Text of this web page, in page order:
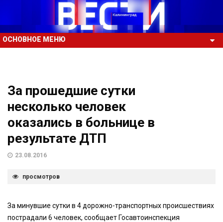
ОСНОВНОЕ МЕНЮ
За прошедшие сутки
несколько человек
оказались в больнице в
результате ДТП
23.08.2016
просмотров
За минувшие сутки в 4 дорожно-транспортных происшествиях
пострадали 6 человек, сообщает Госавтоинспекция